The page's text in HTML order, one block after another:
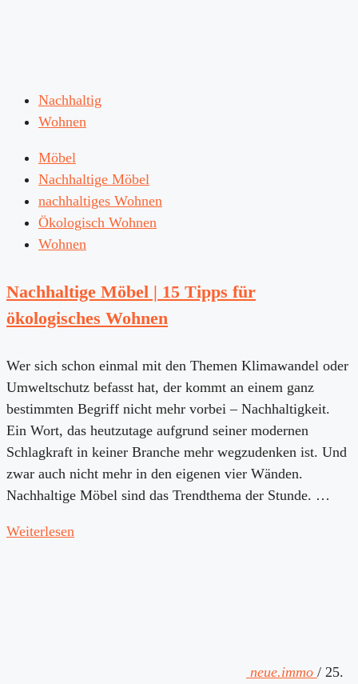
Nachhaltig
Wohnen
Möbel
Nachhaltige Möbel
nachhaltiges Wohnen
Ökologisch Wohnen
Wohnen
Nachhaltige Möbel | 15 Tipps für
ökologisches Wohnen
Wer sich schon einmal mit den Themen Klimawandel oder
Umweltschutz befasst hat, der kommt an einem ganz
bestimmten Begriff nicht mehr vorbei – Nachhaltigkeit.
Ein Wort, das heutzutage aufgrund seiner modernen
Schlagkraft in keiner Branche mehr wegzudenken ist. Und
zwar auch nicht mehr in den eigenen vier Wänden.
Nachhaltige Möbel sind das Trendthema der Stunde. …
Weiterlesen
neue.immo / 25.